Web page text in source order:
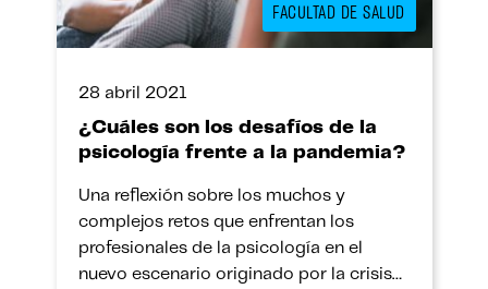
FACULTAD DE SALUD
28 abril 2021
¿Cuáles son los desafíos de la
psicología frente a la pandemia?
Una reflexión sobre los muchos y
complejos retos que enfrentan los
profesionales de la psicología en el
nuevo escenario originado por la crisis